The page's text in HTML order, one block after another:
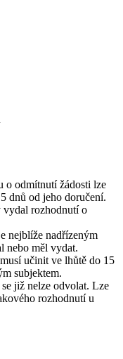
o odmítnutí žádosti lze
dnů od jeho doručení.
vydal rozhodnutí o
nejblíže nadřízeným
nebo měl vydat.
učinit ve lhůtě do 15
subjektem.
již nelze odvolat. Lze
rozhodnutí u